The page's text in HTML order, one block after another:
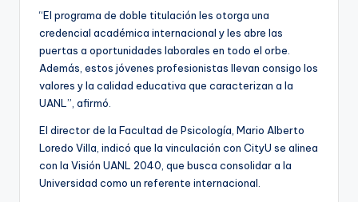
“El programa de doble titulación les otorga una
credencial académica internacional y les abre las
puertas a oportunidades laborales en todo el orbe.
Además, estos jóvenes profesionistas llevan consigo los
valores y la calidad educativa que caracterizan a la
UANL”, afirmó.
El director de la Facultad de Psicología, Mario Alberto
Loredo Villa, indicó que la vinculación con CityU se alinea
con la Visión UANL 2040, que busca consolidar a la
Universidad como un referente internacional.